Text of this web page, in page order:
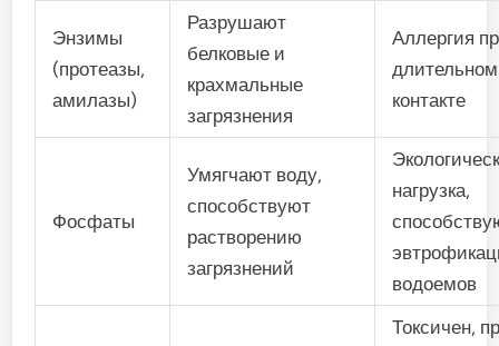
Энзимы
(протеазы,
амилазы)
Разрушают
белковые и
крахмальные
загрязнения
Аллергия
длительном
контакте
Фосфаты
Умягчают воду,
способствуют
растворению
загрязнений
нагрузка,
водоемов
Токсичен,